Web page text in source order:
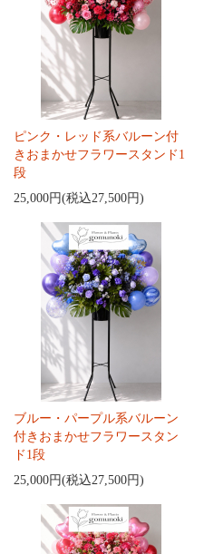
ピンク・レッド系バルーン付
きおまかせフラワースタンド1
段
25,000円(税込27,500円)
ブルー・パープル系バルーン
付きおまかせフラワースタン
ド1段
25,000円(税込27,500円)